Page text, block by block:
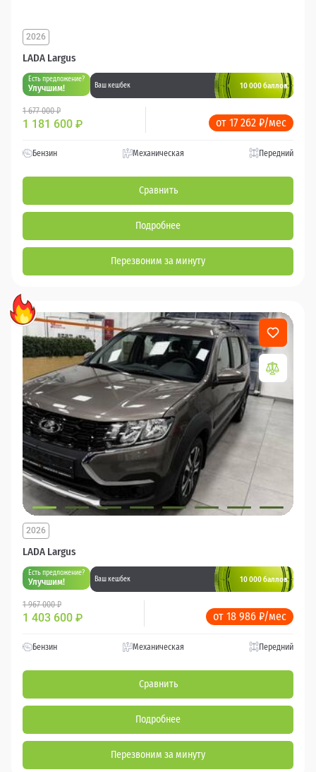
LADA Largus
2026
Есть предложение?
Улучшим! Ваш кешбек 10 000 баллов
1 677 000 ₽
1 181 600 ₽ от 17 262 ₽/мес
Бензин Механическая Передний
Сравнить
Подробнее
Перезвоним за минуту
LADA Largus
2026
Есть предложение?
Улучшим! Ваш кешбек 10 000 баллов
1 967 000 ₽
1 403 600 ₽ от 18 986 ₽/мес
Бензин Механическая Передний
Сравнить
Подробнее
Перезвоним за минуту